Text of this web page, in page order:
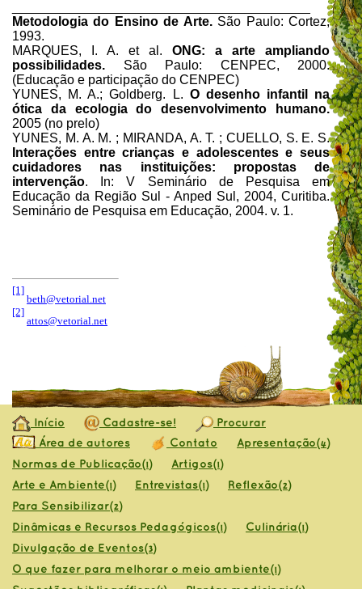
Metodologia do Ensino de Arte. São Paulo: Cortez,
1993.
MARQUES, I. A. et al. ONG: a arte ampliando
possibilidades. São Paulo: CENPEC, 2000.
(Educação e participação do CENPEC)
YUNES, M. A.; Goldberg. L. O desenho infantil na
ótica da ecologia do desenvolvimento humano.
2005 (no prelo)
YUNES, M. A. M. ; MIRANDA, A. T. ; CUELLO, S. E. S.
Interações entre crianças e adolescentes e seus
cuidadores nas instituições:
propostas de
intervenção. In: V Seminário de Pesquisa em
Educação da Região Sul - Anped Sul, 2004, Curitiba.
Seminário de Pesquisa em Educação, 2004. v. 1.
[1]
beth@vetorial.net
[2]
attos@vetorial.net
Início Cadastre-se!
Procurar
Área de autores
Contato Apresentação(4)
Normas de Publicação(1) Artigos(1)
Arte e Ambiente(1) Entrevistas(1) Reflexão(2)
Para Sensibilizar(2)
Dinâmicas e Recursos Pedagógicos(1) Culinária(1)
Divulgação de Eventos(3)
O que fazer para melhorar o meio ambiente(1)